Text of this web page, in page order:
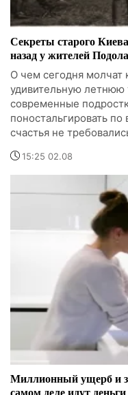
Секреты старого
назад у жителей
О чем сегодня молчат
удивительную летнюю
современные
поностальгировать
счастья не
15:25 02.08
Миллионный ущерб и
самом деле идут